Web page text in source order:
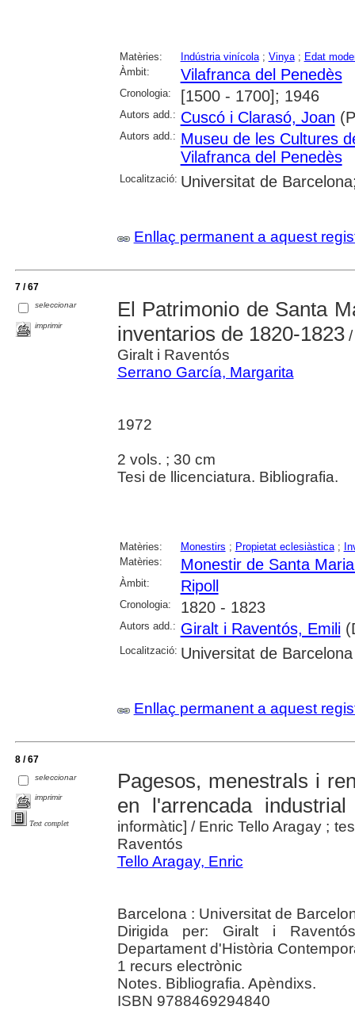
Matèries: Indústria vinícola; Vinya; Edat
Àmbit:
Vilafranca del Penedès
Cronologia: [1500 - 1700]; 1946
Autors add.: Cuscó i Clarasó, Joan
Autors add.: Museu de les Cultures
Vilafranca del Penedès
Localització: Universitat de
Enllaç permanent a aquest
7 / 67
seleccionar
imprimir
El Patrimonio de Santa
inventarios de 1820-1823/
Giralt i Raventós
Serrano García, Margarita
1972
2 vols. ; 30 cm
Tesi de llicenciatura. Bibliografia.
Matèries: Monestirs ; Propietat eclesiàstica;
Matèries:
Monestir de Santa
Àmbit: Ripoll
Cronologia: 1820 - 1823
Autors add.: Giralt i Raventós, Emili
Localització: Universitat de Barcelona
Enllaç permanent a aquest
8 / 67
seleccionar
imprimir
Text complet
Pagesos, menestrals i
en l'arrencada
informàtic] / Enric Tello Aragay ;
Raventós
Tello Aragay, Enric
Barcelona : Universitat de
Dirigida per: Giralt i
Departament d'Història
1 recurs electrònic
Notes. Bibliografia. Apèndixs.
ISBN 9788469294840